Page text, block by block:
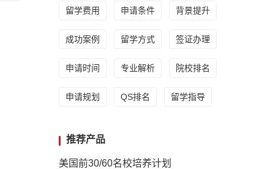
留学费用 申请条件 背景提升
成功案例 留学方式 签证办理
申请时间 专业解析 院校排名
申请规划 QS排名 留学指导
推荐产品
美国前30/60名校培养计划